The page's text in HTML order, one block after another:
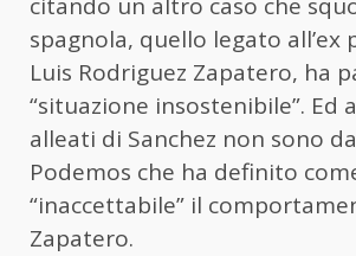
citando un altro caso che
spagnola, quello legato all’ex
Luis Rodriguez Zapatero, ha
“situazione insostenibile”. Ed
alleati di Sanchez non sono
Podemos che ha definito
“inaccettabile” il
Zapatero.